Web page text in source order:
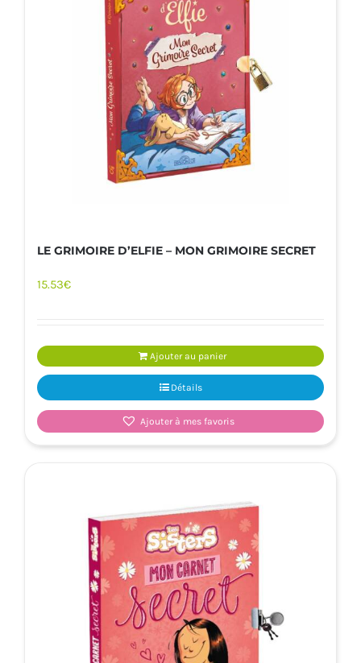
LE GRIMOIRE D’ELFIE – MON GRIMOIRE SECRET
15.53€
Ajouter au panier
Détails
Ajouter à mes favoris